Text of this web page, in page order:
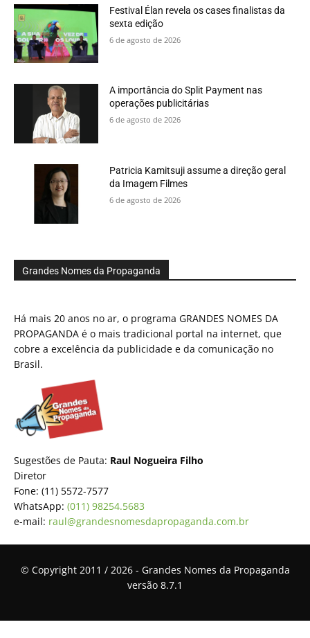
Festival Élan revela os cases finalistas da
sexta edição
6 de agosto de 2026
A importância do Split Payment nas
operações publicitárias
6 de agosto de 2026
Patricia Kamitsuji assume a direção geral
da Imagem Filmes
6 de agosto de 2026
Grandes Nomes da Propaganda
Há mais 20 anos no ar, o programa GRANDES NOMES DA
PROPAGANDA é o mais tradicional portal na internet, que
cobre a excelência da publicidade e da comunicação no
Brasil.
Sugestões de Pauta: Raul Nogueira Filho
Diretor
Fone: (11) 5572-7577
WhatsApp: (011) 98254.5683
e-mail: raul@grandesnomesdapropaganda.com.br
© Copyright 2011 / 2026 - Grandes Nomes da Propaganda
versão 8.7.1